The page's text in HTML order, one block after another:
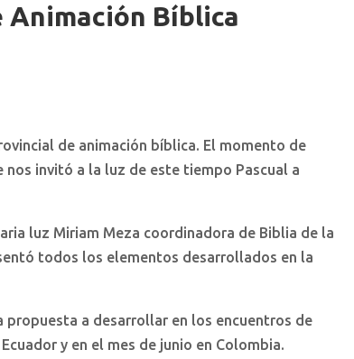
Animación Bíblica
de animación bíblica. El momento de
invitó a la luz de este tiempo Pascual a
luz Miriam Meza coordinadora de Biblia de la
todos los elementos desarrollados en la
propuesta a desarrollar en los encuentros de
y en el mes de junio en Colombia.